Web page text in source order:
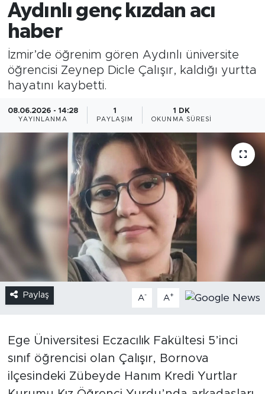
Aydınlı genç kızdan acı
haber
İzmir’de öğrenim gören Aydınlı üniversite
öğrencisi Zeynep Dicle Çalışır, kaldığı yurtta
hayatını kaybetti.
08.06.2026 - 14:28
YAYINLANMA
1
PAYLAŞIM
1 DK
OKUNMA SÜRESI
Paylaş A- A+
Ege Üniversitesi Eczacılık Fakültesi 5’inci
sınıf öğrencisi olan Çalışır, Bornova
ilçesindeki Zübeyde Hanım Kredi Yurtlar